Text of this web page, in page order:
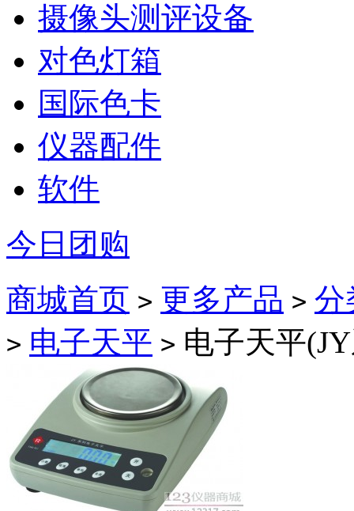
摄像头测评设备
对色灯箱
国际色卡
仪器配件
软件
今日团购
商城首页 > 更多产品 > 分
> 电子天平 > 电子天平